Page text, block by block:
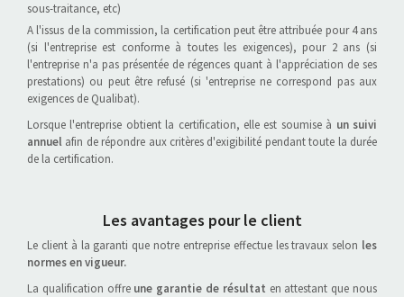
sous-traitance, etc)
A l'issus de la commission, la certification peut être attribuée pour 4 ans
(si l'entreprise est conforme à toutes les exigences), pour 2 ans (si
l'entreprise n'a pas présentée de régences quant à l'appréciation de ses
prestations) ou peut être refusé (si 'entreprise ne correspond pas aux
exigences de Qualibat).
Lorsque l'entreprise obtient la certification, elle est soumise à un suivi
annuel afin de répondre aux critères d'exigibilité pendant toute la durée
de la certification.
Les avantages pour le client
Le client à la garanti que notre entreprise effectue les travaux selon les
normes en vigueur.
La qualification offre une garantie de résultat en attestant que nous